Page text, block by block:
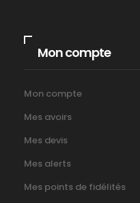
Mon compte
Mon compte
Mes avoirs
Mes devis
Mes alerts
Mes points de fidélités